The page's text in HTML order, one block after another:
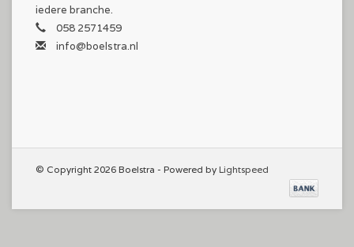
iedere branche.
058 2571459
info@boelstra.nl
© Copyright 2026 Boelstra - Powered by Lightspeed